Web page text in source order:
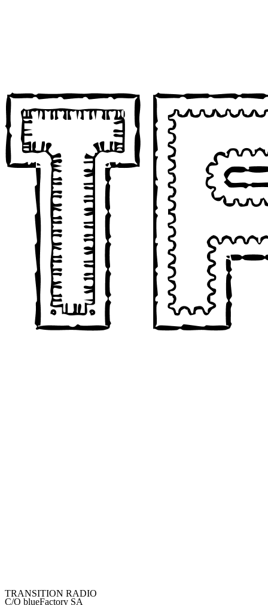
TRANSITION RADIO
C/O blueFactory SA